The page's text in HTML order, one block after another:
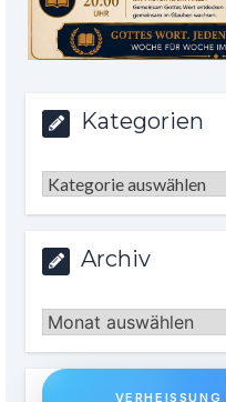
Kategorien
Kategorien
Archiv
Archiv